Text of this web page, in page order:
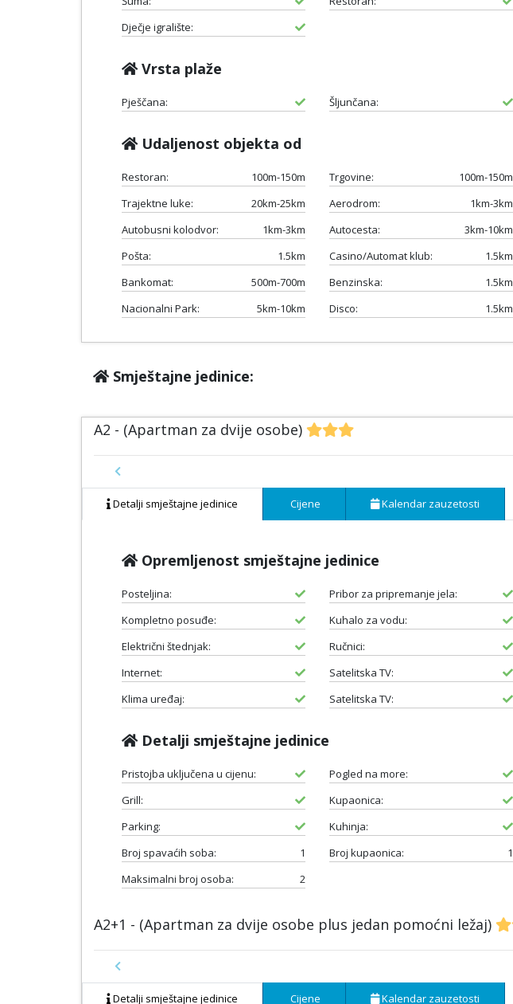
Dječje igralište:
Vrsta plaže
Pješčana: Šljunčana:
Udaljenost objekta od
Restoran: 100m-150m Trgovine: 100m-150m
Trajektne luke:
20km-25km Aerodrom: 1km-3km
Autobusni kolodvor:
1km-3km Autocesta: 3km-10km
Pošta:
1.5km Casino/Automat klub: 1.5km
Bankomat:
500m-700m Benzinska: 1.5km
Nacionalni Park:
5km-10km Disco: 1.5km
Smještajne jedinice:
A2 - (Apartman za dvije osobe)
Previous
Detalji smještajne jedinice
Cijene Kalendar zauzetosti
Opremljenost smještajne jedinice
Posteljina: Pribor za pripremanje jela:
Kompletno posuđe:
Kuhalo za vodu:
Električni štednjak:
Ručnici:
Internet:
Satelitska TV:
Klima uređaj:
Satelitska TV:
Detalji smještajne jedinice
Pristojba uključena u cijenu: Pogled na more:
Grill:
Kupaonica:
Parking:
Kuhinja:
Broj spavaćih soba:
1 Broj kupaonica: 1
Maksimalni broj osoba:
2
A2+1 - (Apartman za dvije osobe plus jedan pomoćni ležaj)
Previous
Detalji smještajne jedinice
Cijene Kalendar zauzetosti